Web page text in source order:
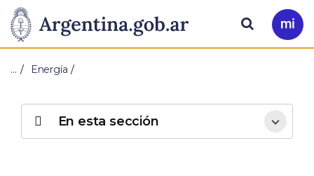
Presidencia
de
Nación
Pasar al contenido principal
Ir
a
Buscar
… Energía
En esta sección